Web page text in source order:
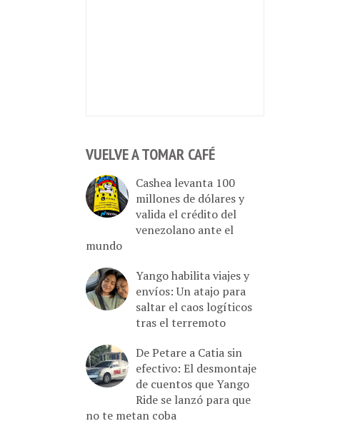
VUELVE A TOMAR CAFÉ
Cashea levanta 100
millones de dólares y
valida el crédito del
venezolano ante el
mundo
Yango habilita viajes y
envíos: Un atajo para
saltar el caos logíticos
tras el terremoto
De Petare a Catia sin
efectivo: El desmontaje
de cuentos que Yango
Ride se lanzó para que
no te metan coba